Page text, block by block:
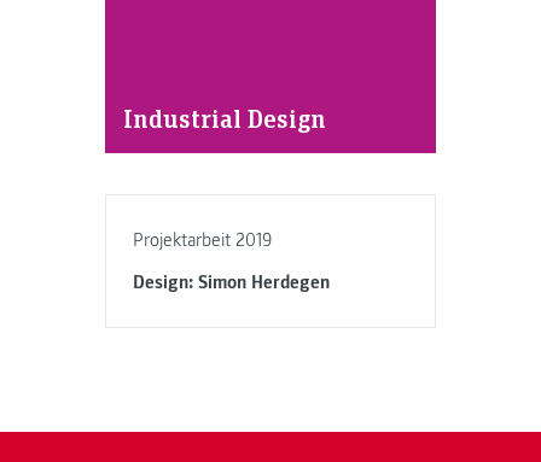
Industrial Design
Projektarbeit 2019
Design: Simon Herdegen